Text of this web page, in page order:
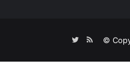
©
Twitter
RSS